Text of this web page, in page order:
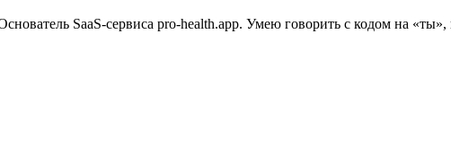
SaaS-сервиса pro-health.app. Умею говорить с кодом на